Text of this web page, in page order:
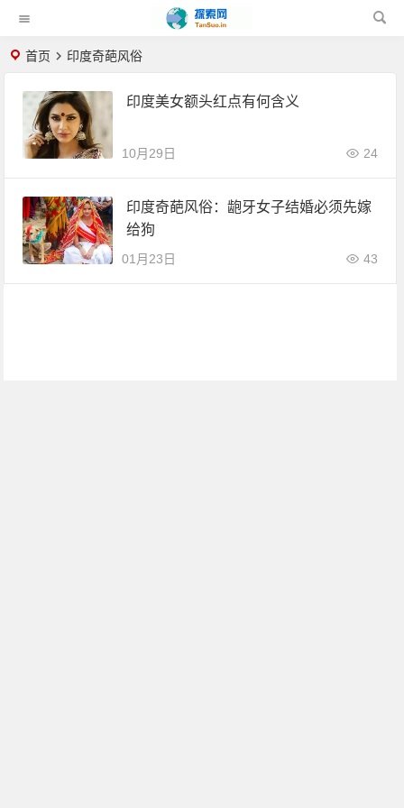
首页 印度奇葩风俗
印度美女额头红点有何含义
10月29日 24
印度奇葩风俗：龅牙女子结婚必须先嫁
给狗
01月23日 43